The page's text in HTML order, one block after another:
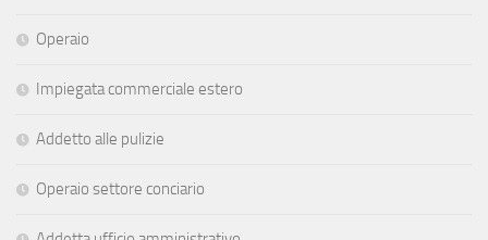
Operaio
Impiegata commerciale estero
Addetto alle pulizie
Operaio settore conciario